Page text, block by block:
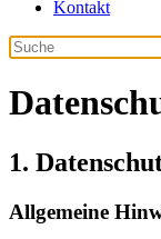
Kontakt
1.
Allgemeine